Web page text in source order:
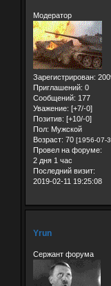
Модератор
Зарегистрирован:
Приглашений: 0
Сообщений: 177
Уважение: [+7/-0]
Позитив: [+10/-0]
Пол: Мужской
Возраст: 70 [1956-07-
Провел на форуме:
2 дня 1 час
Последний визит:
2019-02-11 19:25:08
Yrun
Сержант форума